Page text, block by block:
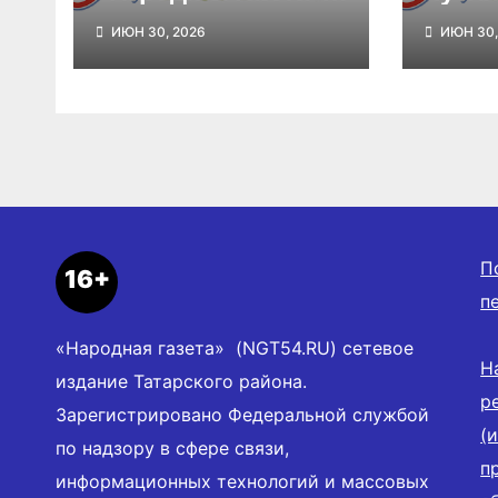
материалов
предвыборной
ИЮН 30, 2026 ИЮН 30,
16+
«Народная газета» (NGT54.RU) сетевое
издание Татарского района.
Зарегистрировано Федеральной службой
по надзору в сфере связи,
информационных технологий и массовых